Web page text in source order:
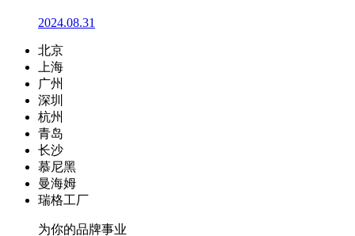
2024.08.31
北京
上海
广州
深圳
杭州
青岛
长沙
慕尼黑
曼海姆
瑞格工厂
为你的品牌事业